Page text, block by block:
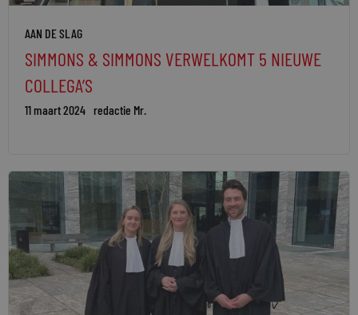
AAN DE SLAG
SIMMONS & SIMMONS VERWELKOMT 5 NIEUWE
COLLEGA’S
11 maart 2024 redactie Mr.